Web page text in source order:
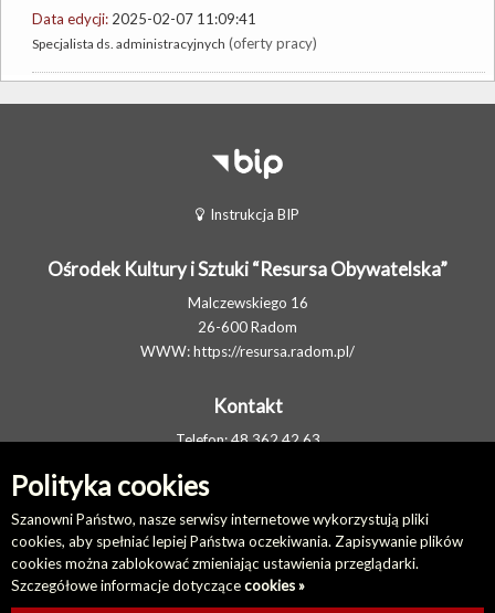
Polityka cookies
Szanowni Państwo, nasze serwisy internetowe wykorzystują pliki
cookies, aby spełniać lepiej Państwa oczekiwania. Zapisywanie plików
cookies można zablokować zmieniając ustawienia przeglądarki.
Szczegółowe informacje dotyczącecookies »
Data edycji: 2025-02-07 11:09:41
Specjalista ds. administracyjnych (oferty pracy)
Instrukcja BIP
Ośrodek Kultury i Sztuki “Resursa Obywatelska”
Malczewskiego 16
26-600 Radom
WWW:https://resursa.radom.pl/
Kontakt
Telefon: 48 362 42 63
E-MAIL:resursa@resursa.radom.pl
Elektroniczna Skrzynka Podawcza
Na skróty